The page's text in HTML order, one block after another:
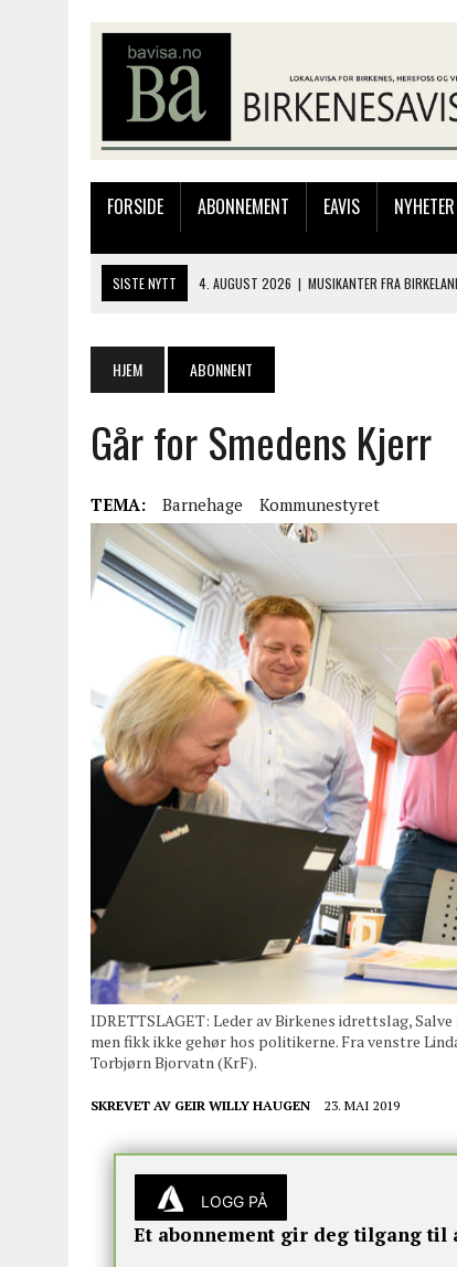
FORSIDE ABONNEMENT EAVIS NYHETER
SISTE NYTT 4. AUGUST 2026 | MUSIKANTER FRA
28. JULI 2026 | JAKOB FRIIS TRIO KOMMER TIL BIRKELAND
4. AUGUST 2026
| SILJE LØLAND STILTE UT I TOLLBODEN –
HJEM ABONNENT
Går for Smedens Kjerr
TEMA: Barnehage Kommunestyret
IDRETTSLAGET: Leder av Birkenes idrettslag,
men fikk ikke gehør hos politikerne. Fra venstre
Torbjørn Bjorvatn (KrF).
SKREVET AV GEIR WILLY HAUGEN 23. MAI 2019
LOGG PÅ
Et abonnement gir deg tilgang